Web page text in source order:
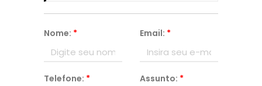
Nome: * Email: *
Telefone: * Assunto: *